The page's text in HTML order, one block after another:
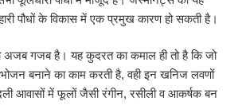
पौधों के विकास में एक प्रमुख कारण हो सकती है।
अजब गजब है। यह कुदरत का कमाल ही तो है कि जो
में भोजन बनाने का काम करती है, वही इन खनिज लवणों
आवासों में फूलों जैसी रंगीन, रसीली व आकर्षक बन